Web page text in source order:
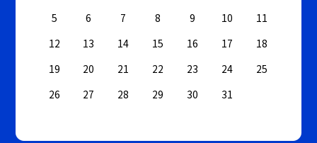
5
6 7 8 9 10
11
12
13 14 15 16 17
18
19
20 21 22 23 24
25
26
27 28 29 30 31